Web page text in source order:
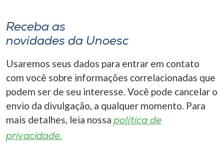
Receba as
novidades da Unoesc
Usaremos seus dados para entrar em contato
com você sobre informações correlacionadas que
podem ser de seu interesse. Você pode cancelar o
envio da divulgação, a qualquer momento. Para
mais detalhes, leia nossa política de
privacidade.